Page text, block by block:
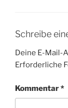
Schreibe
Deine E-Mail-
Erforderliche
Kommentar*